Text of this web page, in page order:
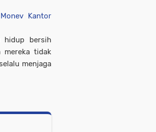
Kantor
hidup bersih
mereka tidak
menjaga